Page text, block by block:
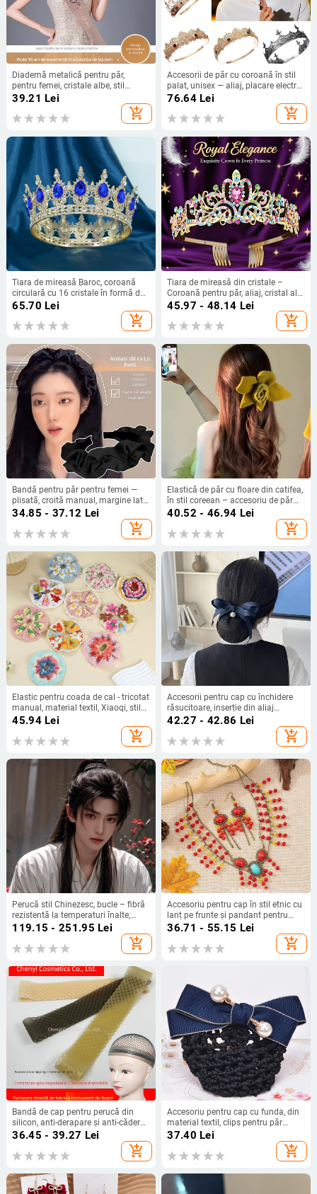
Diademă metalică pentru păr,
pentru femei, cristale albe, stil
natural, placare electroplată
39.21 Lei
add_shopping_cart
Accesorii de păr cu coroană în stil
palat, unisex — aliaj, placare electro,
cristal alb
76.64Lei
add_shopping_cart
Tiara de mireasă Baroc, coroană
circulară cu 16 cristale în formă de
lacrimă, aliaj, prelucrare cu diamant
65.70 Lei
add_shopping_cart
Tiara de mireasă din cristale –
Coroană pentru păr, aliaj, cristal alb,
placare electrochimică, origine Yiwu
45.97 - 48.14 Lei
add_shopping_cart
Bandă pentru păr pentru femei —
plisată, croită manual, margine lată,
stil ușor lux, vara 2024
34.85 - 37.12 Lei
add_shopping_cart
Elastică de păr cu floare din catifea,
în stil coreean – accesoriu de păr
din material textil, lucrat manual
40.52 - 46.94 Lei
add_shopping_cart
Elastic pentru coada de cal - tricotat
manual, material textil, Xiaoqi, stil
pastoral, înaltă elasticitate
45.94Lei
add_shopping_cart
Accesorii pentru cap cu închidere
răsucitoare, inserție din aliaj
wolfram, marca Unique, primăvara
42.27 - 42.86 Lei
add_shopping_cart
Perucă stil Chinezesc, bucle – fibră
rezistentă la temperaturi înalte;
Model 1; Fără vopsire
119.15 - 251.95 Lei
add_shopping_cart
Accesoriu pentru cap în stil etnic cu
lanț pe frunte și pandant pentru
sprâncene, design boem vintage,
formă de U, ambalare individuală
36.71 - 55.15 Lei
add_shopping_cart
Bandă de cap pentru perucă din
silicon, anti-derapare și anti-căderea
părului, model XX-032, brand 8090
36.45 - 39.27 Lei
add_shopping_cart
Accesoriu pentru cap cu funda, din
material textil, clips pentru păr
handmade, pentru femei (vară
37.40 Lei
add_shopping_cart